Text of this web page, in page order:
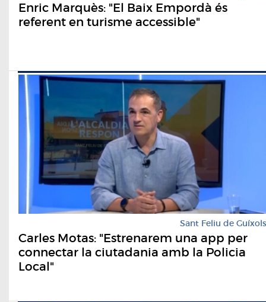
Enric Marquès: "El Baix Empordà és
referent en turisme accessible"
Sant Feliu de Guíxols
Carles Motas: "Estrenarem una app per
connectar la ciutadania amb la Policia
Local"